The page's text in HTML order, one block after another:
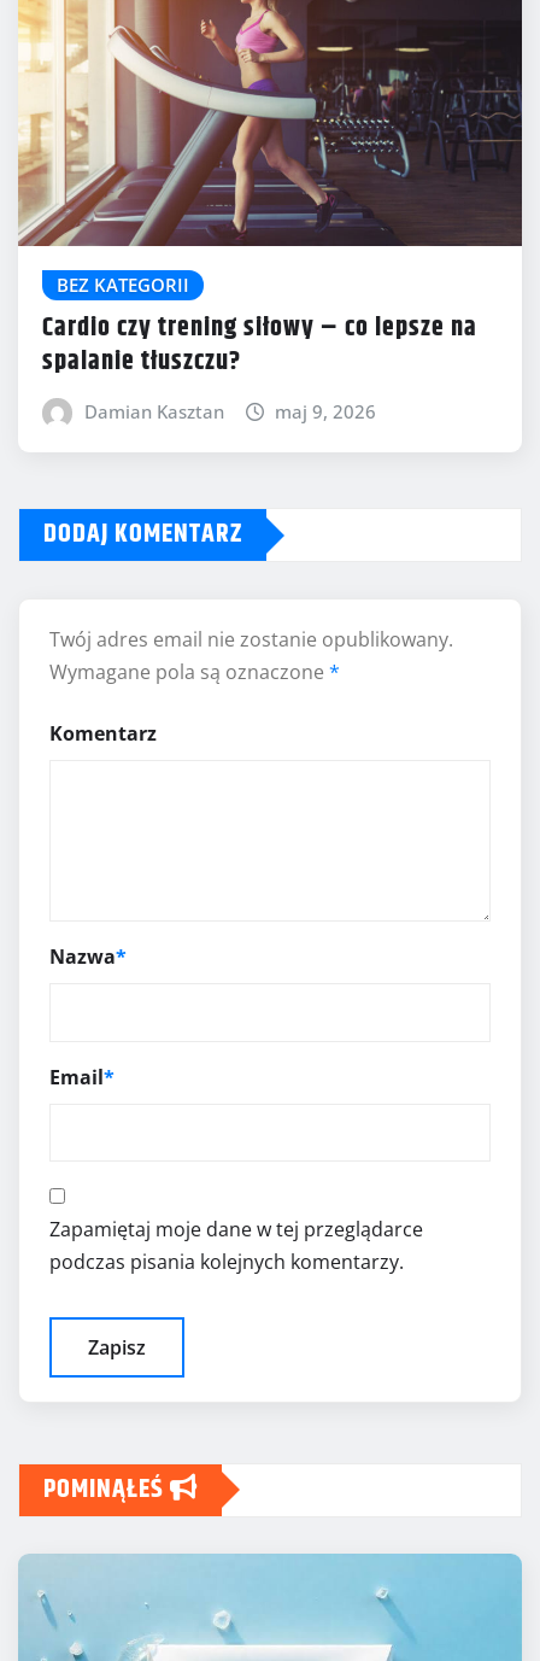
BEZ KATEGORII
Cardio czy trening siłowy – co lepsze na
spalanie tłuszczu?
Damian Kasztan maj 9, 2026
DODAJ KOMENTARZ
Twój adres email nie zostanie opublikowany.
Wymagane pola są oznaczone *
Komentarz
Nazwa*
Email*
Zapamiętaj moje dane w tej przeglądarce
podczas pisania kolejnych komentarzy.
POMINĄŁEŚ